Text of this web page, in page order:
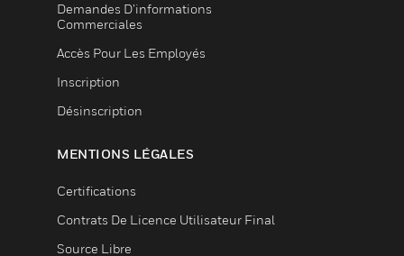
Demandes D’informations
Commerciales
Accès Pour Les Employés
Inscription
Désinscription
MENTIONS LÉGALES
Certifications
Contrats De Licence Utilisateur Final
Source Libre